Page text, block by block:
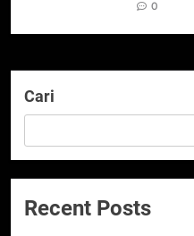
0
Cari
Recent Posts